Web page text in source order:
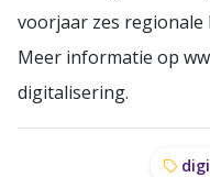
voorjaar zes
Meer informatie op
digitalisering.